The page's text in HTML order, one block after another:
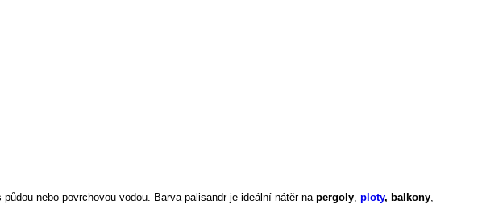
nebo povrchovou vodou. Barva palisandr je ideální nátěr na pergoly ploty, balkony